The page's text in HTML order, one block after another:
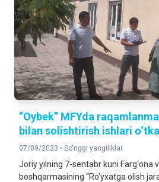
“Oybek” MFYda
bilan solishtirish ishlari
07/09/2023 • So'nggi yangiliklar
Joriy yilning 7-sentabr kuni Farg‘ona
boshqarmasining “Ro‘yxatga olish